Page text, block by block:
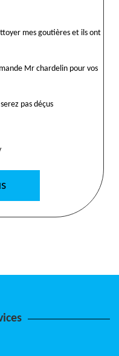
mes goutières et ils ont
Mr chardelin pour vos
pas déçus